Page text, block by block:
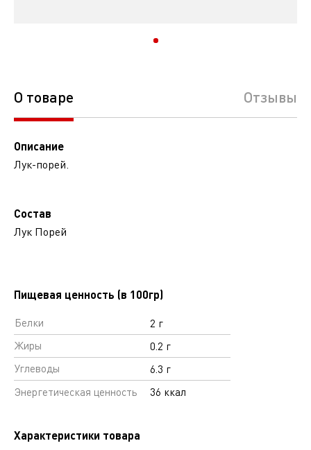
О товаре Отзывы
Описание
Лук-порей.
Состав
Лук Порей
Пищевая ценность (в 100гр)
Белки
2 г
Жиры
0.2 г
Углеводы
6.3 г
Энергетическая ценность
36 ккал
Характеристики товара